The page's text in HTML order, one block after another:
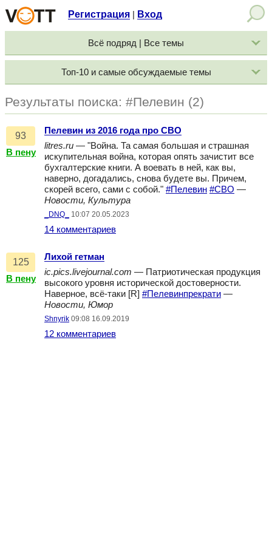
Регистрация Вход
Всё подряд | Все темы
Топ-10 и самые обсуждаемые темы
Результаты поиска: #Пелевин (2)
93
В пену
Пелевин из 2016 года про СВО
litres.ru — "Война. Та самая большая и страшная
искупительная война, которая опять зачистит все
бухгалтерские книги. А воевать в ней, как вы,
наверно, догадались, снова будете вы. Причем,
скорей всего, сами с собой." #Пелевин #СВО —
Новости, Культура
_DNQ_ 10:07 20.05.2023
14 комментариев
125
В пену
Лихой гетман
ic.pics.livejournal.com — Патриотическая продукция
высокого уровня исторической достоверности.
Наверное, всё-таки [R] #Пелевинпрекрати —
Новости, Юмор
Shnyrik 09:08 16.09.2019
12 комментариев